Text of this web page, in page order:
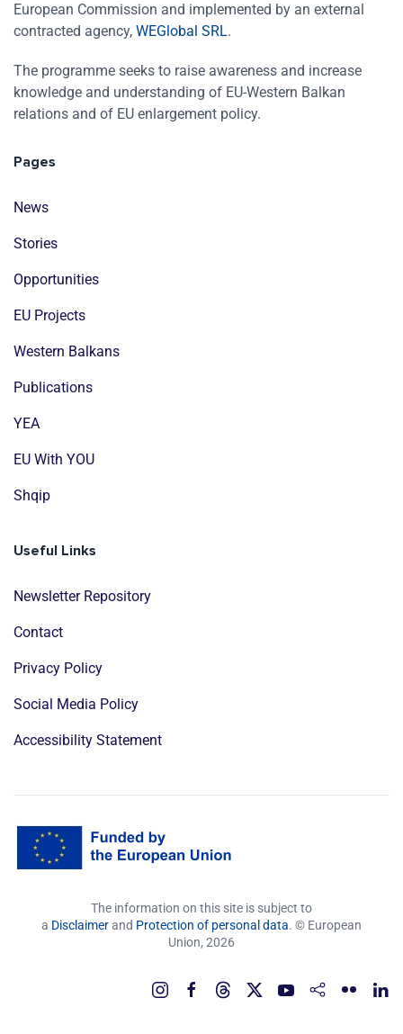
European Commission and implemented by an external
contracted agency, WEGlobal SRL.
The programme seeks to raise awareness and increase
knowledge and understanding of EU-Western Balkan
relations and of EU enlargement policy.
Pages
News
Stories
Opportunities
EU Projects
Western Balkans
Publications
YEA
EU With YOU
Shqip
Useful Links
Newsletter Repository
Contact
Privacy Policy
Social Media Policy
Accessibility Statement
The information on this site is subject to
a Disclaimerand Protection of personal data. © European
Union, 2026